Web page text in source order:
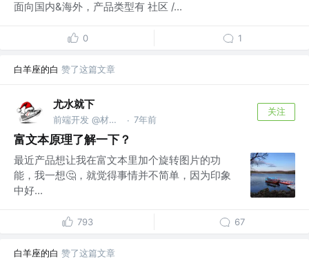
面向国内&海外，产品类型有 社区 /...
0 1
白羊座的白 赞了这篇文章
尤水就下
前端开发 @材料成型 · 7年前
关注
富文本原理了解一下？
最近产品想让我在富文本里加个旋转图片的功
能，我一想🤔，就觉得事情并不简单，因为印象
中好...
793 67
白羊座的白 赞了这篇文章